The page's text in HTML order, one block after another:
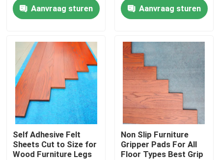
Huis
Over ons
Fabriekstocht
Kwaliteitscontrole
Aanvraag sturen
Aanvraag sturen
Self Adhesive Felt
Sheets Cut to Size for
Wood Furniture Legs
Non Slip Furniture
Gripper Pads For All
Floor Types Best Grip